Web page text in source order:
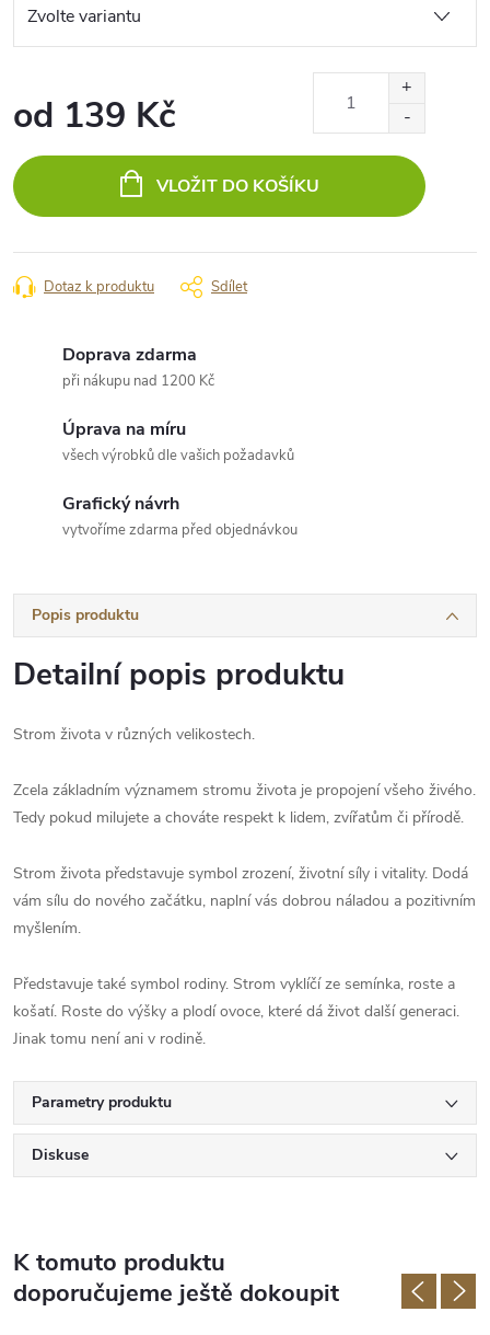
od 139 Kč
cena:
VLOŽIT DO KOŠÍKU
Dotaz k produktu Sdílet
Doprava zdarma
při nákupu nad 1200 Kč
Úprava na míru
všech výrobků dle vašich požadavků
Grafický návrh
vytvoříme zdarma před objednávkou
Popis produktu
Detailní popis produktu
Strom života v různých velikostech.
Zcela základním významem stromu života je propojení všeho živého.
Tedy pokud milujete a chováte respekt k lidem, zvířatům či přírodě.
Strom života představuje symbol zrození, životní síly i vitality. Dodá
vám sílu do nového začátku, naplní vás dobrou náladou a pozitivním
myšlením.
Představuje také symbol rodiny. Strom vyklíčí ze semínka, roste a
košatí. Roste do výšky a plodí ovoce, které dá život další generaci.
Jinak tomu není ani v rodině.
Parametry produktu
Diskuse
K tomuto produktu
doporučujeme ještě dokoupit